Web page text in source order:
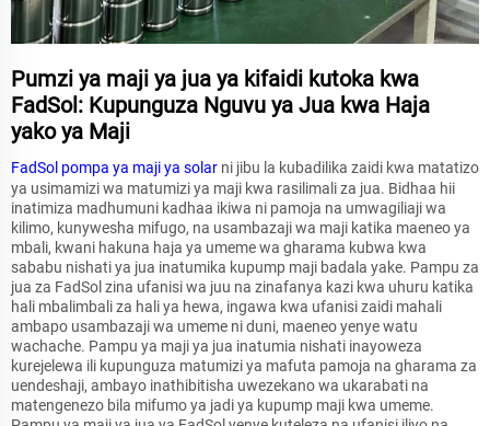
Pumzi ya maji ya jua ya kifaidi kutoka kwa
FadSol: Kupunguza Nguvu ya Jua kwa Haja
yako ya Maji
FadSol pompa ya maji ya solar ni jibu la kubadilika zaidi kwa matatizo
ya usimamizi wa matumizi ya maji kwa rasilimali za jua. Bidhaa hii
inatimiza madhumuni kadhaa ikiwa ni pamoja na umwagiliaji wa
kilimo, kunywesha mifugo, na usambazaji wa maji katika maeneo ya
mbali, kwani hakuna haja ya umeme wa gharama kubwa kwa
sababu nishati ya jua inatumika kupump maji badala yake. Pampu za
jua za FadSol zina ufanisi wa juu na zinafanya kazi kwa uhuru katika
hali mbalimbali za hali ya hewa, ingawa kwa ufanisi zaidi mahali
ambapo usambazaji wa umeme ni duni, maeneo yenye watu
wachache. Pampu ya maji ya jua inatumia nishati inayoweza
kurejelewa ili kupunguza matumizi ya mafuta pamoja na gharama za
uendeshaji, ambayo inathibitisha uwezekano wa ukarabati na
matengenezo bila mifumo ya jadi ya kupump maji kwa umeme.